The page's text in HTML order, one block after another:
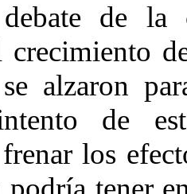
de la
crecimiento
alzaron
de
los